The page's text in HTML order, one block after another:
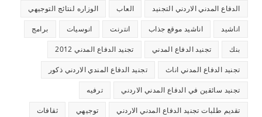
الدفاع المدني الاردني التجنيد العاب الوزاره لنتائج التوجيهي
اناشيد اناشيد موقع جذاب انترنت انوسيات برامج
بنك تجنيد الدفاع المدني تجنيد الدفاع المدني 2012
تجنيد الدفاع المدني اناث تجنيد الدفاع المندي الاردني ذكور
تجنيد سائقين في الدفاع المدني الاردني ترفيه
تقديم طلبات تجنيد الدفاع المدني الاردني توجيهي ثقافات